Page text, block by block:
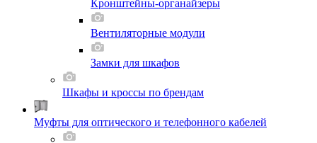
Кронштейны-органайзеры
Вентиляторные модули
Замки для шкафов
Шкафы и кроссы по брендам
Муфты для оптического и телефонного кабелей